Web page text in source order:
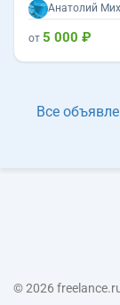
Анатолий
от 5 000 ₽
Все
© 2026